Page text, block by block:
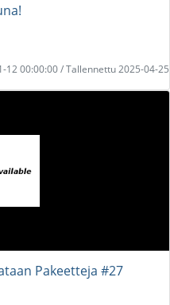
12 00:00:00 / Tallennettu 2025-04-25
Pakeetteja #27